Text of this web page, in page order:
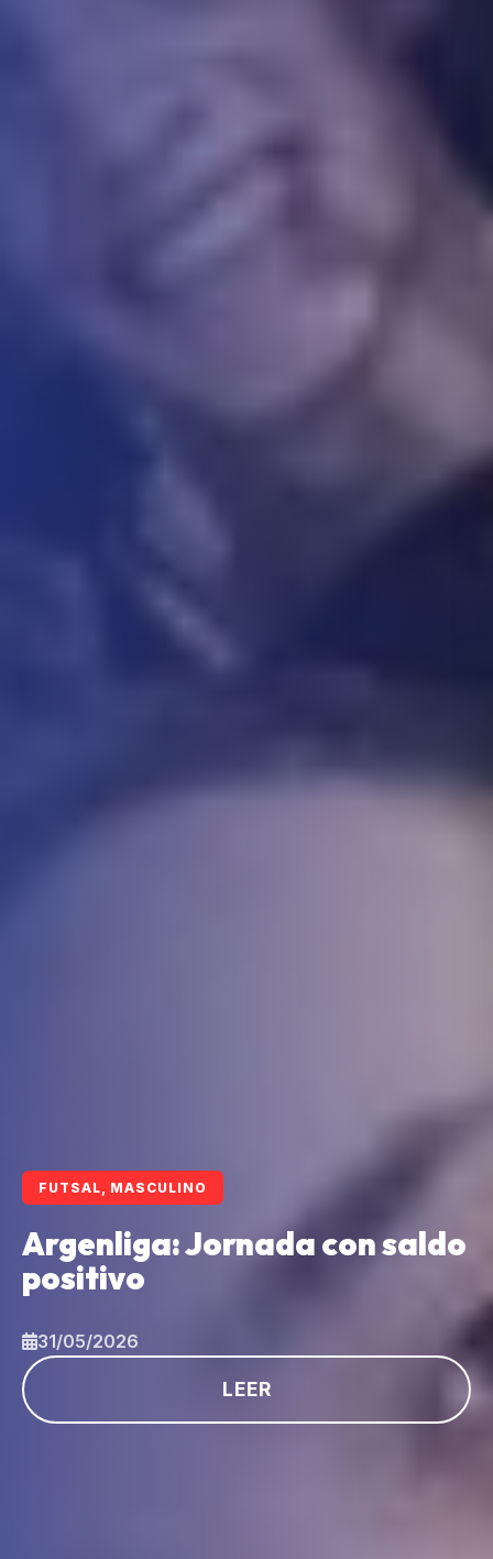
FUTSAL, MASCULINO
Argenliga: Jornada con saldo
positivo
31/05/2026
LEER